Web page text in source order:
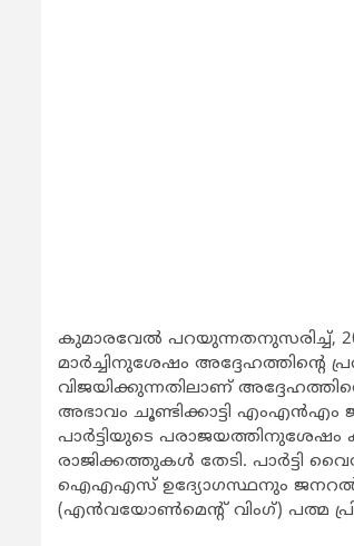
കുമാരവേല്‍ പറയുന്നതനുസരിച്ച്,
മാര്‍ച്ചിനുശേഷം അദ്ദേഹത്തിന്‍റെ
വിജയിക്കുന്നതിലാണ്
അഭാവം ചൂണ്ടിക്കാട്ടി എംഎന്‍എം
പാര്‍ട്ടിയുടെ
രാജിക്കത്തുകള്‍ തേടി. പാര്‍ട്ടി
ഐഎഎസ് ഉദ്യോഗസ്ഥനും ജനറല്‍
(എന്‍വയോണ്‍മെന്‍റ് വിംഗ്) പത്മ